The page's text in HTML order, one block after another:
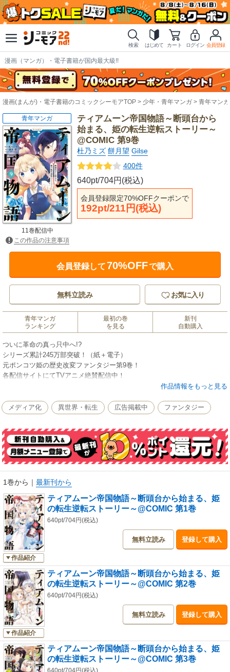
検索 はじめて カート ログイン 会員登録
漫画（マンガ）・電子書籍が国内最大級!!
漫画(まんが)・電子書籍のコミックシーモアTOP 少年・青年マンガ 青年マンガ
ティアムーン帝国物語～断頭台から
始まる、姫の転生逆転ストーリー～
@COMIC 第9巻
杜乃ミズ 餅月望 Gilse
400件
640pt/704円(税込)
会員登録限定70%OFFクーポンで
192pt/211円(税込)
青年マンガ
11巻配信中
この作品の注意事項
会員登録して70%OFFで購入
無料立読み お気に入り
青年マンガ
ランキング
最初の巻
を見る
新刊
自動購入
ついに革命の真っ只中へ!?
シリーズ累計245万部突破！（紙＋電子）
元ポンコツ姫の歴史改変ファンタジー第9巻！
各配信サイトにてTVアニメ絶賛配信中！
描き下ろし漫画番外編
書き下ろし小説番外編「あーあー、わたくしはミーア・ルーニャ……あ
っ」
【あらすじ】
「あなたは兄さんを止められる？」レムノ王国の革命軍に捕えられたミー
アを救ったのは、そのリーダーの妹・リンシャだった。彼女に頼まれ、お
っかなびっくり、シオンと共に決起集会へ乗り込むことに。解決策を見出
せないまま──ついにアベル王子が軍を率いて現れたという情報が舞い込ん
でくる！ 前線へ行く覚悟を決めるも、戦の火を止めることができるの
か？
元ポンコツ姫が運命に抗う、一世一代の歴史改変ファンタジー！
作品情報をもっと見る
メディア化 異世界・転生 広告掲載中 ファンタジー
1巻から ｜ 最新刊から
作品紹介
ティアムーン帝国物語～断頭台から始まる、姫
の転生逆転ストーリー～@COMIC 第1巻
640pt/704円(税込)
無料立読み 登録して購入
作品紹介
ティアムーン帝国物語～断頭台から始まる、姫
の転生逆転ストーリー～@COMIC 第2巻
640pt/704円(税込)
無料立読み 登録して購入
ティアムーン帝国物語～断頭台から始まる、姫
の転生逆転ストーリー～@COMIC 第3巻
640pt/704円(税込)